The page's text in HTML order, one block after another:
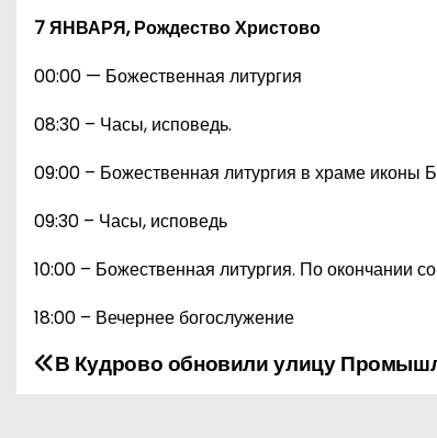
7 ЯНВАРЯ, Рождество Христово
00:00 — Божественная литургия
08:30 – Часы, исповедь.
09:00 – Божественная литургия в храме иконы
09:30 – Часы, исповедь
10:00 – Божественная литургия. По окончании
18:00 – Вечернее богослужение
НВ Кудрово обновили улицу